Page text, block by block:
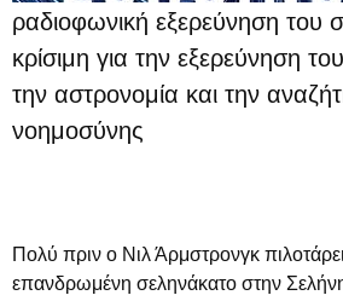
ραδιοφωνική εξερεύνηση του
κρίσιμη για την εξερεύνηση
την αστρονομία και την
νοημοσύνης
Πολύ πριν ο Νιλ Άρμστρονγκ
επανδρωμένη σεληνάκατο στην